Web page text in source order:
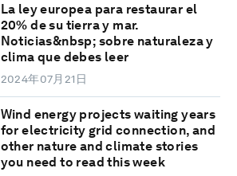
La ley europea para restaurar el
20% de su tierra y mar.
Noticias&nbsp; sobre naturaleza y
clima que debes leer
2024年07月21日
Wind energy projects waiting years
for electricity grid connection, and
other nature and climate stories
you need to read this week